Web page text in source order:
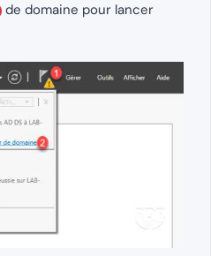
de domaine pour lancer